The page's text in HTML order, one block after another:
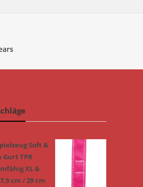
Soft &
Gurt TPR
XL &
cm / 29 cm